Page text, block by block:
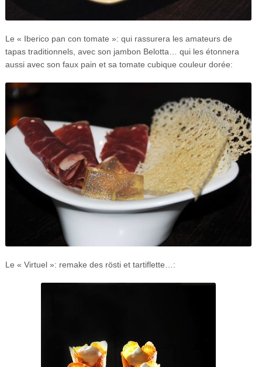
Le « Iberico pan con tomate »: qui rassurera les amateurs de
tapas traditionnels, avec son jambon Belotta… qui les étonnera
aussi avec son faux pain et sa tomate cubique couleur dorée:
Le « Virtuel »: remake des rösti et tartiflette…: